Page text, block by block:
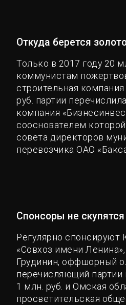
Откуда берется
Только в 2017 году 20
коммунистам
строительная
руб. партии
компания
сооснователем
совета директоров
перевозчика ОАО
Спонсоры не скупятся
Регулярно
«Совхоз имени
Грудинин, оффшорный
перечисляющий партии
1 млн. руб. и Омская
просветительская